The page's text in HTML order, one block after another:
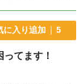
に入り追加 5
てます！